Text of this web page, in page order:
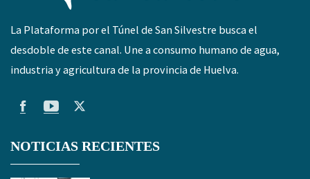
La Plataforma por el Túnel de San Silvestre busca el
desdoble de este canal. Une a consumo humano de agua,
industria y agricultura de la provincia de Huelva.
NOTICIAS RECIENTES